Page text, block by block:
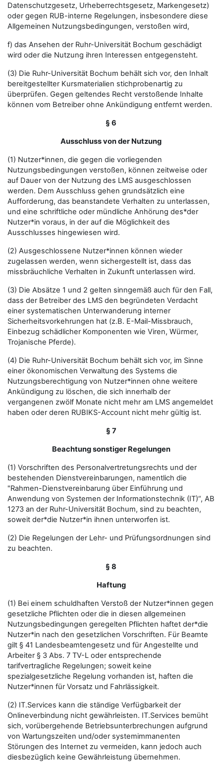
Datenschutzgesetz, Urheberrechtsgesetz, Markengesetz)
oder gegen RUB-interne Regelungen, insbesondere diese
Allgemeinen Nutzungsbedingungen, verstoßen wird,
f) das Ansehen der Ruhr-Universität Bochum geschädigt
wird oder die Nutzung ihren Interessen entgegensteht.
(3) Die Ruhr-Universität Bochum behält sich vor, den Inhalt
bereitgestellter Kursmaterialien stichprobenartig zu
überprüfen. Gegen geltendes Recht verstoßende Inhalte
können vom Betreiber ohne Ankündigung entfernt werden.
§ 6
Ausschluss von der Nutzung
(1) Nutzer*innen, die gegen die vorliegenden
Nutzungsbedingungen verstoßen, können zeitweise oder
auf Dauer von der Nutzung des LMS ausgeschlossen
werden. Dem Ausschluss gehen grundsätzlich eine
Aufforderung, das beanstandete Verhalten zu unterlassen,
und eine schriftliche oder mündliche Anhörung des*der
Nutzer*in voraus, in der auf die Möglichkeit des
Ausschlusses hingewiesen wird.
(2) Ausgeschlossene Nutzer*innen können wieder
zugelassen werden, wenn sichergestellt ist, dass das
missbräuchliche Verhalten in Zukunft unterlassen wird.
(3) Die Absätze 1 und 2 gelten sinngemäß auch für den Fall,
dass der Betreiber des LMS den begründeten Verdacht
einer systematischen Unterwanderung interner
Sicherheitsvorkehrungen hat (z.B. E-Mail-Missbrauch,
Einbezug schädlicher Komponenten wie Viren, Würmer,
Trojanische Pferde).
(4) Die Ruhr-Universität Bochum behält sich vor, im Sinne
einer ökonomischen Verwaltung des Systems die
Nutzungsberechtigung von Nutzer*innen ohne weitere
Ankündigung zu löschen, die sich innerhalb der
vergangenen zwölf Monate nicht mehr am LMS angemeldet
haben oder deren RUBIKS-Account nicht mehr gültig ist.
§ 7
Beachtung sonstiger Regelungen
(1) Vorschriften des Personalvertretungsrechts und der
bestehenden Dienstvereinbarungen, namentlich die
"Rahmen-Dienstvereinbarung über Einführung und
Anwendung von Systemen der Informationstechnik (IT)“, AB
1273 an der Ruhr-Universität Bochum, sind zu beachten,
soweit der*die Nutzer*in ihnen unterworfen ist.
(2) Die Regelungen der Lehr- und Prüfungsordnungen sind
zu beachten.
§ 8
Haftung
(1) Bei einem schuldhaften Verstoß der Nutzer*innen gegen
gesetzliche Pflichten oder die in diesen allgemeinen
Nutzungsbedingungen geregelten Pflichten haftet der*die
Nutzer*in nach den gesetzlichen Vorschriften. Für Beamte
gilt § 41 Landesbeamtengesetz und für Angestellte und
Arbeiter § 3 Abs. 7 TV-L oder entsprechende
tarifvertragliche Regelungen; soweit keine
spezialgesetzliche Regelung vorhanden ist, haften die
Nutzer*innen für Vorsatz und Fahrlässigkeit.
(2) IT.Services kann die ständige Verfügbarkeit der
Onlineverbindung nicht gewährleisten. IT.Services bemüht
sich, vorübergehende Betriebsunterbrechungen aufgrund
von Wartungszeiten und/oder systemimmanenten
Störungen des Internet zu vermeiden, kann jedoch auch
diesbezüglich keine Gewährleistung übernehmen.